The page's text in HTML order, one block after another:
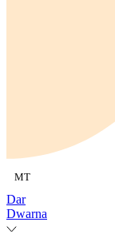
MT
Dar
Dwarna